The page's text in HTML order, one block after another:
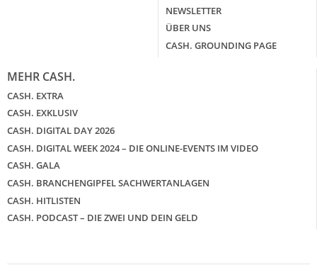
NEWSLETTER
ÜBER UNS
CASH. GROUNDING PAGE
MEHR CASH.
CASH. EXTRA
CASH. EXKLUSIV
CASH. DIGITAL DAY 2026
CASH. DIGITAL WEEK 2024 – DIE ONLINE-EVENTS IM VIDEO
CASH. GALA
CASH. BRANCHENGIPFEL SACHWERTANLAGEN
CASH. HITLISTEN
CASH. PODCAST – DIE ZWEI UND DEIN GELD